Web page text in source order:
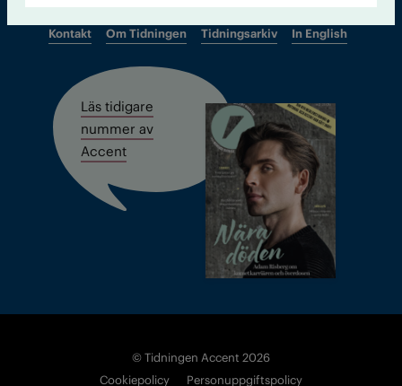
Kontakt Om Tidningen Tidningsarkiv In English
Läs tidigare
nummer av
Accent
© Tidningen Accent 2026
Cookiepolicy
Personuppgiftspolicy